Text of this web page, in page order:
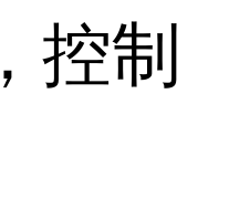
控制